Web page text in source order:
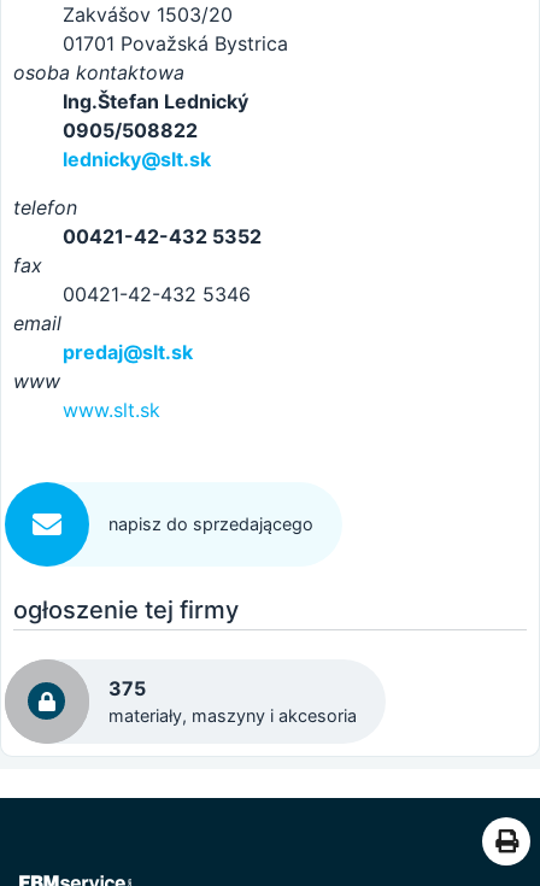
Zakvášov 1503/20
01701 Považská Bystrica
osoba kontaktowa
Ing.Štefan Lednický
0905/508822
lednicky@slt.sk
telefon
00421-42-432 5352
fax
00421-42-432 5346
email
predaj@slt.sk
www
www.slt.sk
napisz do sprzedającego
ogłoszenie tej firmy
375
materiały, maszyny i akcesoria